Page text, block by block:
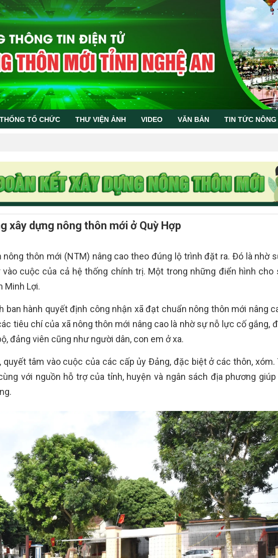
TỔ CHỨC THƯ VIỆN ẢNH VIDEO VĂN BẢN TIN TỨC
xây dựng nông thôn mới ở Quỳ Hợp
nông thôn mới (NTM) nâng cao theo đúng lộ trình đặt ra. Đó là nhờ
cuộc của cả hệ thống chính trị. Một trong những điển hình cho
Minh Lợi.
ban hành quyết định công nhận xã đạt chuẩn nông thôn mới nâng
tiêu chí của xã nông thôn mới nâng cao là nhờ sự nỗ lực cố gắng,
đảng viên cũng như người dân, con em ở xa.
quyết tâm vào cuộc của các cấp ủy Đảng, đặc biệt ở các thôn, xóm.
với nguồn hỗ trợ của tỉnh, huyện và ngân sách địa phương giúp